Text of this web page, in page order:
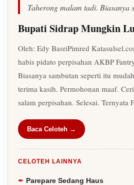
Taherong malam tadi.
Bupati Sidrap Mungkin
Oleh: Edy BasriPimred
habis pidato perpisahan AKBP
Biasanya sambutan seperti itu
terima kasih. Permohonan maaf.
salam perpisahan. Selesai.
Baca Celoteh →
CELOTEH LAINNYA
Parepare Sedang Haus